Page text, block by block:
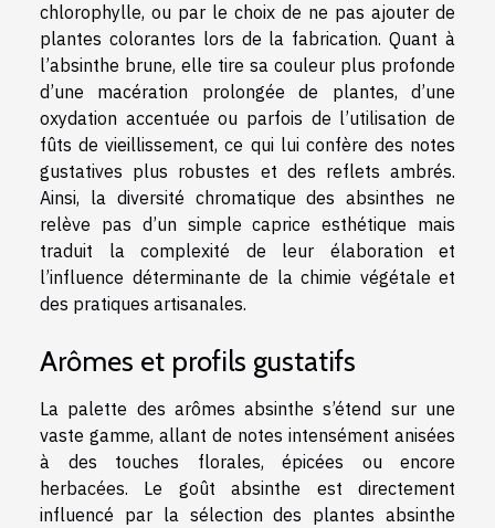
chlorophylle, ou par le choix de ne pas ajouter de
plantes colorantes lors de la fabrication. Quant à
l’absinthe brune, elle tire sa couleur plus profonde
d’une macération prolongée de plantes, d’une
oxydation accentuée ou parfois de l’utilisation de
fûts de vieillissement, ce qui lui confère des notes
gustatives plus robustes et des reflets ambrés.
Ainsi, la diversité chromatique des absinthes ne
relève pas d’un simple caprice esthétique mais
traduit la complexité de leur élaboration et
l’influence déterminante de la chimie végétale et
des pratiques artisanales.
Arômes et profils gustatifs
La palette des arômes absinthe s’étend sur une
vaste gamme, allant de notes intensément anisées
à des touches florales, épicées ou encore
herbacées. Le goût absinthe est directement
influencé par la sélection des plantes absinthe